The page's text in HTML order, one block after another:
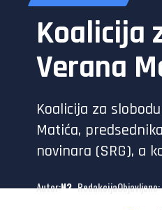
Koalicija
Verana
Koalicija za
Matića,
novinara (SRG), a
Autor:N2- Redakcija